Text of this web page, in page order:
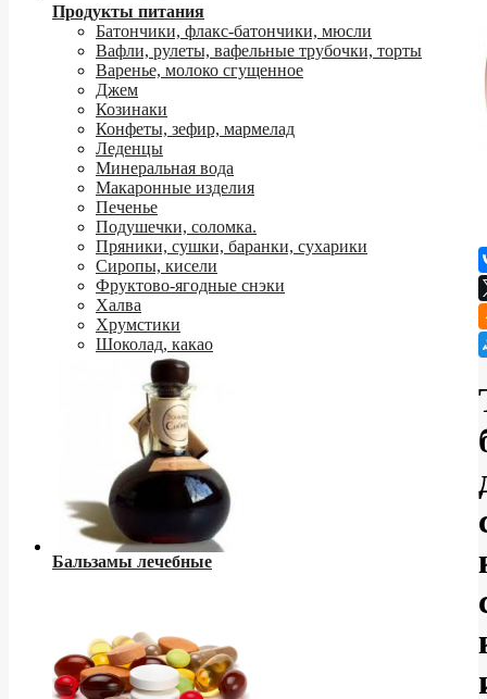
Продукты питания
Батончики, флакс-батончики, мюсли
Вафли, рулеты, вафельные трубочки, торты
Варенье, молоко сгущенное
Джем
Козинаки
Конфеты, зефир, мармелад
Леденцы
Минеральная вода
Макаронные изделия
Печенье
Подушечки, соломка.
Пряники, сушки, баранки, сухарики
Сиропы, кисели
Фруктово-ягодные снэки
Халва
Хрумстики
Шоколад, какао
Бальзамы лечебные